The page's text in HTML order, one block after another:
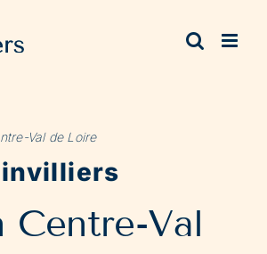
Val de Loire
Centre-Val